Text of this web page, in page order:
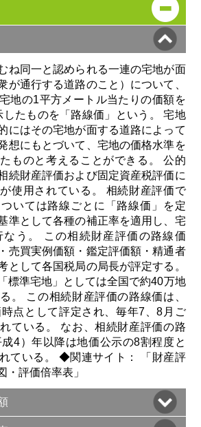
ね同一と認められる一連の宅地が面
が通行する道路のこと）について、
地の1平方メートル当たりの価額を
したものを「路線価」という。 宅地
にはその宅地が面する道路によって
想にもとづいて、宅地の価格水準を
ものと考えることができる。 公的
続財産評価および固定資産税評価に
使用されている。 相続財産評価で
いては路線ごとに「路線価」を定
準として各種の補正率を適用し、宅
う。 この相続財産評価の路線価
売買実例価額・鑑定評価額・精通者
として各国税局の局長が評定する。
標準宅地」としては全国で約40万地
。 この相続財産評価の路線価は、
点として評定され、毎年7、8月ご
ている。 なお、相続財産評価の路
4）年以降は地価公示の8割程度と
ている。 ◆関連サイト： 「財産評
評価倍率表」